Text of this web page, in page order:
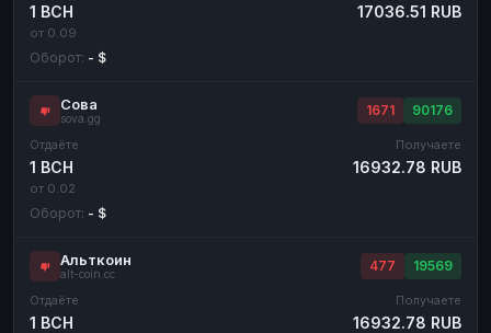
1 BCH
от 0.09
17036.51 RUB
Оборот: - $
Сова
sova.gg
1671 90176
Отдаёте
1 BCH
от 0.02
Получаете
16932.78 RUB
Оборот: - $
Альткоин
alt-coin.cc
477 19569
Отдаёте
1 BCH
Получаете
16932.78 RUB